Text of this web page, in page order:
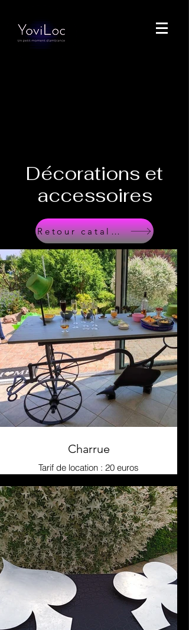
Décorations et
accessoires
Retour catalogue
Charrue
Tarif de location : 20 euros